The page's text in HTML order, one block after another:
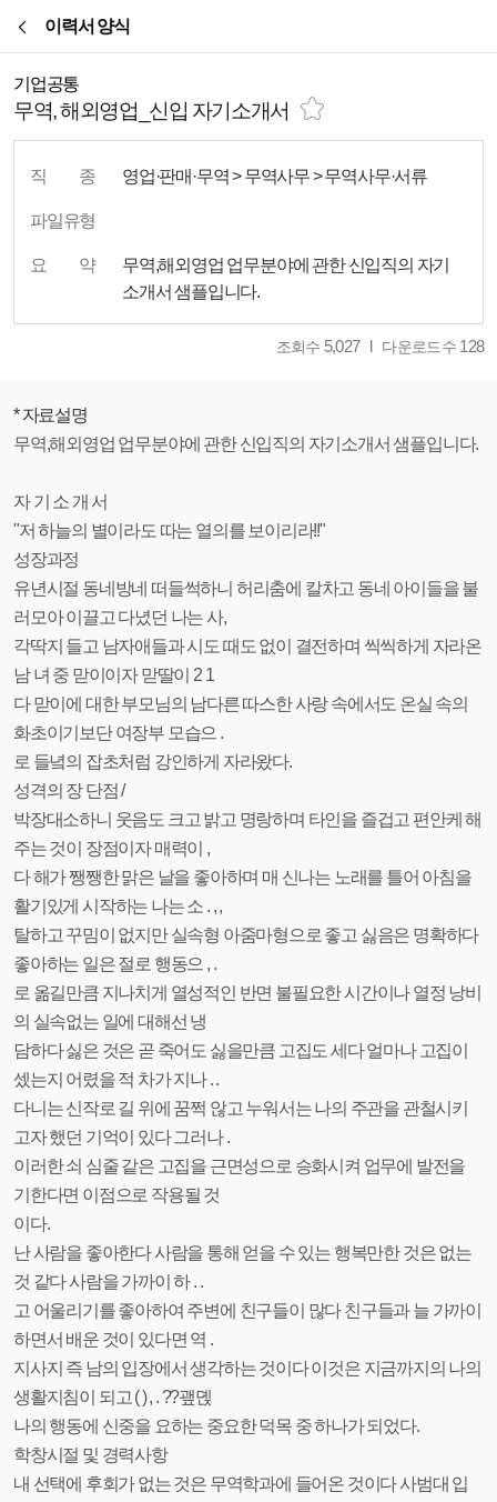
이력서 양식
기업공통
무역, 해외영업_신입 자기소개서
직 종 영업·판매·무역 > 무역사무 > 무역사무·서류
파일유형
요 약
무역,해외영업 업무분야에 관한 신입직의 자기
소개서 샘플입니다.
조회수 5,027 다운로드수 128
* 자료설명
무역,해외영업 업무분야에 관한 신입직의 자기소개서 샘플입니다.
자 기 소 개 서
"저 하늘의 별이라도 따는 열의를 보이리라!!"
성장과정
유년시절 동네방네 떠들썩하니 허리춤에 칼차고 동네 아이들을 불
러모아 이끌고 다녔던 나는 사,
각딱지 들고 남자애들과 시도 때도 없이 결전하며 씩씩하게 자라온
남 녀 중 맏이이자 맏딸이 2 1
다 맏이에 대한 부모님의 남다른 따스한 사랑 속에서도 온실 속의
화초이기보단 여장부 모습으 .
로 들녘의 잡초처럼 강인하게 자라왔다.
성격의 장 단점 /
박장대소하니 웃음도 크고 밝고 명랑하며 타인을 즐겁고 편안케 해
주는 것이 장점이자 매력이 ,
다 해가 쨍쨍한 맑은 날을 좋아하며 매 신나는 노래를 틀어 아침을
활기있게 시작하는 나는 소 . , ,
탈하고 꾸밈이 없지만 실속형 아줌마형으로 좋고 싫음은 명확하다
좋아하는 일은 절로 행동으 , .
로 옮길만큼 지나치게 열성적인 반면 불필요한 시간이나 열정 낭비
의 실속없는 일에 대해선 냉
담하다 싫은 것은 곧 죽어도 싫을만큼 고집도 세다 얼마나 고집이
셌는지 어렸을 적 차가 지나 . .
다니는 신작로 길 위에 꿈쩍 않고 누워서는 나의 주관을 관철시키
고자 했던 기억이 있다 그러나 .
이러한 쇠 심줄 같은 고집을 근면성으로 승화시켜 업무에 발전을
기한다면 이점으로 작용될 것
이다.
난 사람을 좋아한다 사람을 통해 얻을 수 있는 행복만한 것은 없는
것 같다 사람을 가까이 하 . .
고 어울리기를 좋아하여 주변에 친구들이 많다 친구들과 늘 가까이
하면서 배운 것이 있다면 역 .
지사지 즉 남의 입장에서 생각하는 것이다 이것은 지금까지의 나의
생활지침이 되고 ( ) , . ??괲뎭
나의 행동에 신중을 요하는 중요한 덕목 중 하나가 되었다.
학창시절 및 경력사항
내 선택에 후회가 없는 것은 무역학과에 들어온 것이다 사범대 입